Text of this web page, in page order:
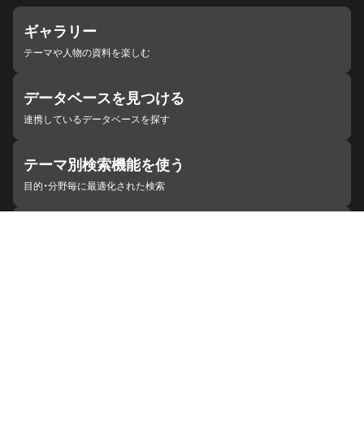
ギャラリー
テーマや人物の資料を楽しむ
データベースを見つける
連携しているデータベースを探す
テーマ別検索機能を使う
目的・分野毎に最適化された検索